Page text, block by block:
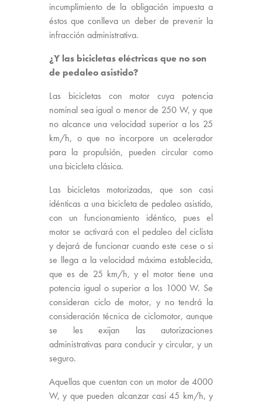
incumplimiento de la obligación impuesta a
éstos que conlleva un deber de prevenir la
infracción administrativa.
¿Y las bicicletas eléctricas que no son
de pedaleo asistido?
Las bicicletas con motor cuya potencia
nominal sea igual o menor de 250 W, y que
no alcance una velocidad superior a los 25
km/h, o que no incorpore un acelerador
para la propulsión, pueden circular como
una bicicleta clásica.
Las bicicletas motorizadas, que son casi
idénticas a una bicicleta de pedaleo asistido,
con un funcionamiento idéntico, pues el
motor se activará con el pedaleo del ciclista
y dejará de funcionar cuando este cese o si
se llega a la velocidad máxima establecida,
que es de 25 km/h, y el motor tiene una
potencia igual o superior a los 1000 W. Se
consideran ciclo de motor, y no tendrá la
consideración técnica de ciclomotor, aunque
se les exijan las autorizaciones
administrativas para conducir y circular, y un
seguro.
Aquellas que cuentan con un motor de 4000
W, y que pueden alcanzar casi 45 km/h, y